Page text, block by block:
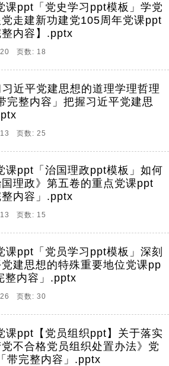
课ppt「党史学习ppt模板」学党
走建新功建党105周年党课ppt
内容】.pptx
页数: 18
近平党建思想的道理学理哲理
完整内容」把握习近平党建思
页数: 25
课ppt「治国理政ppt模板」如何
理政》第五卷的重点党课ppt
内容」.pptx
页数: 15
课ppt「党员学习ppt模板」深刻
建思想的特殊重要地位党课pp
整内容」.pptx
页数: 30
课ppt【党员组织ppt】关于落实
党不合格党员组织处置办法》党
带完整内容」.pptx